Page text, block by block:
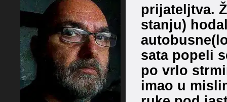
prijateljtva.
stanju)
sata popeli
po vrlo
imao u